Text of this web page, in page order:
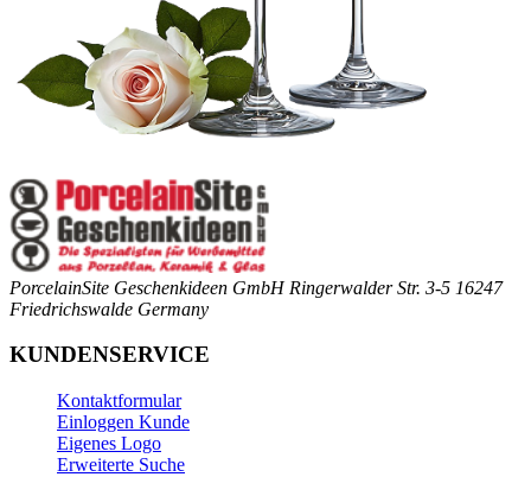
PorcelainSite Geschenkideen GmbH Ringerwalder Str. 3-5 16247
Friedrichswalde Germany
KUNDENSERVICE
Kontaktformular
Einloggen Kunde
Eigenes Logo
Erweiterte Suche